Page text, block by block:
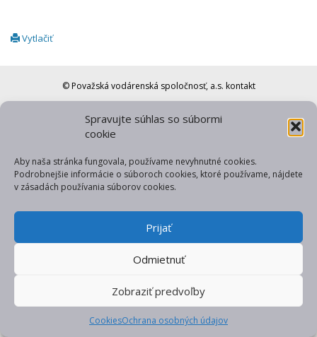
Spravujte súhlas so súbormi
cookie
Aby naša stránka fungovala, používame nevyhnutné cookies.
Podrobnejšie informácie o súboroch cookies, ktoré používame, nájdete
v zásadách používania súborov cookies.
Prijať
Odmietnuť
Zobraziť predvoľby
CookiesOchrana osobných údajov
Vytlačiť
© Považská vodárenská spoločnosť, a.s. kontakt